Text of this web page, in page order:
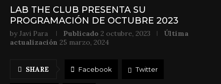
LAB THE CLUB PRESENTA SU
PROGRAMACIÓN DE OCTUBRE 2023
byJavi Para Publicado 2 octubre, 2023
Última
actualización 25 marzo, 2024
SHARE Facebook Twitter